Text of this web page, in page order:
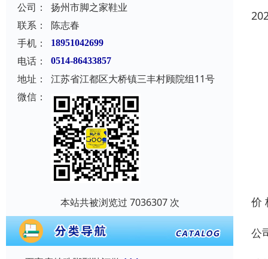
公司：
扬州市脚之家鞋业
联系：
陈志春
手机：
18951042699
电话： 0514-86433857
地址：
江苏省江都区大桥镇三丰村顾院组11号
微信：
本站共被浏览过 7036307 次 价
公